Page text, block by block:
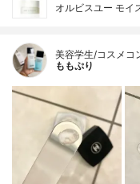
オルビスユー モイ
美容学生/コスメコ
ももぷり